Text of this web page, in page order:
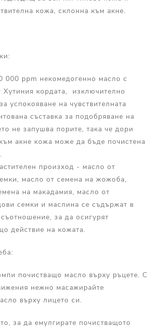
кожа, склонна към акне.
000 ppm некомедогенно масло с
Хутиния кордата, изключително
успокояване на чувствителната
съставка за подобряване на
не запушва порите, така че дори
акне кожа може да бъде почистена
произход - масло от
масло от семена на жожоба,
на макадамия, масло от
семки и маслина се съдържат в
за да осигурят
действие на кожата.
почистващо масло върху ръцете. С
нежно масажирайте
върху лицето си.
за да емулгирате почистващото